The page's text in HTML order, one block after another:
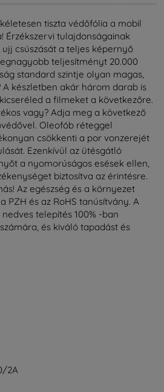
tiszta védőfólia a mobil
Érzékszervi tulajdonságainak
csúszását a teljes képernyő
teljesítményt 20.000
standard szintje olyan magas,
A készletben akár három darab is
a filmeket a következőre.
vagy? Adja meg a következő
Oleofób réteggel
csökkenti a por vonzerejét
Ezenkívül az ütésgátló
a nyomorúságos esések ellen,
biztosítva az érintésre.
Az egészség és a környezet
PZH és az RoHS tanúsítvány. A
telepítés 100% -ban
és kiváló tapadást és
2A